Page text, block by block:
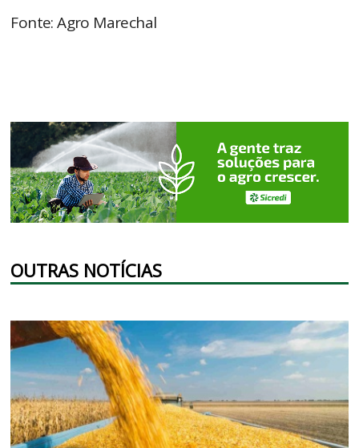
Fonte: Agro Marechal
OUTRAS NOTÍCIAS